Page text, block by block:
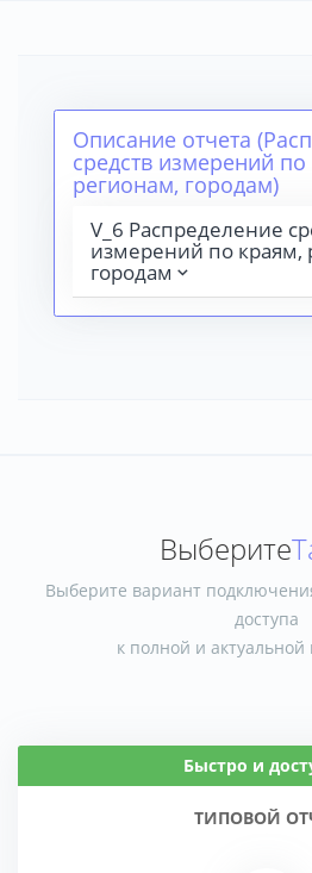
Описание отчета
средств измерений по
регионам, городам)
V_6 Распределение
измерений по краям,
городам
Выберите
Выберите вариант
доступа
к полной и
Быстро и
ТИПОВОЙ